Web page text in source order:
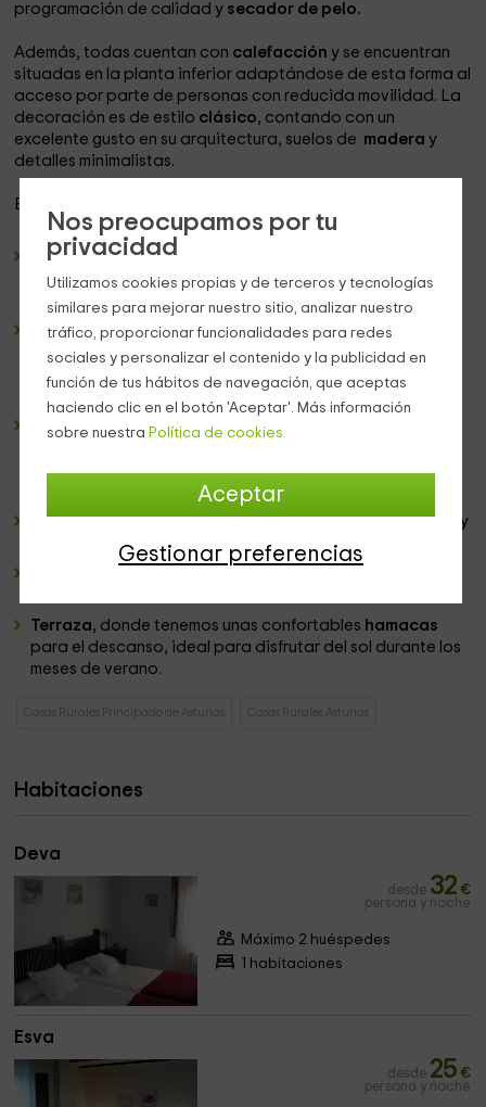
Nos preocupamos por tu
privacidad
Utilizamos cookies propias y de terceros y tecnologías
similares para mejorar nuestro sitio, analizar nuestro
tráfico, proporcionar funcionalidades para redes
sociales y personalizar el contenido y la publicidad en
función de tus hábitos de navegación, que aceptas
haciendo clic en el botón 'Aceptar'. Más información
sobre nuestra Política de cookies.
Aceptar
Gestionar preferencias
programación de calidad y secador de pelo.
Además, todas cuentan con calefaccióny se encuentran
situadas en la planta inferior adaptándose de esta forma al
acceso por parte de personas con reducida movilidad. La
decoración es de estilo clásico, contando con un
excelente gusto en su arquitectura, suelos de maderay
detalles minimalistas.
Entre las
Ampliosalón, que dispone de
sofás, ideales para descansar mientras se mira la
televisión.
Biblioteca, situada justo al lado del salón, donde
podremos encontrar diversidad para el entretenimiento.
Desde interesantes libros y películas, hasta
juegos de
Piscina de hidromasaje , perfecta para dedicar un
de zona despa, con tratamientos disponibles para el
baño turcoyaromaterapia
Comedor, donde se sirven ricos y completos desayunos y
con gran capacidad de aforo.
Terraza, donde tenemos unas confortables hamacas
para el descanso, ideal para disfrutar del sol durante los
meses de verano.
Casas Rurales Principado de Asturias Casas Rurales Asturias
Habitaciones
Deva
desde 32 €
persona y noche
Máximo 2 huéspedes
1 habitaciones
Esva
desde 25 €
persona y noche